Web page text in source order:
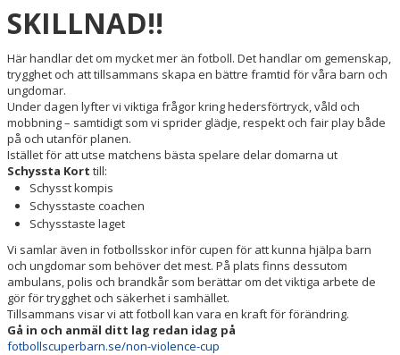
MATCHER
FOTBOLLSLEKIS 2026
WEBSHOP
NY I IFK VÄSTERÅS FK
SKILLNAD!!
Här handlar det om mycket mer än fotboll. Det handlar om gemenskap,
trygghet och att tillsammans skapa en bättre framtid för våra barn och
ungdomar.
Under dagen lyfter vi viktiga frågor kring hedersförtryck, våld och
mobbning – samtidigt som vi sprider glädje, respekt och fair play både
på och utanför planen.
Istället för att utse matchens bästa spelare delar domarna ut
Schyssta Kort till:
Schysst kompis
Schysstaste coachen
Schysstaste laget
Vi samlar även in fotbollsskor inför cupen för att kunna hjälpa barn
och ungdomar som behöver det mest. På plats finns dessutom
ambulans, polis och brandkår som berättar om det viktiga arbete de
gör för trygghet och säkerhet i samhället.
Tillsammans visar vi att fotboll kan vara en kraft för förändring.
Gå in och anmäl ditt lag redan idag på
fotbollscuperbarn.se/non-violence-cup